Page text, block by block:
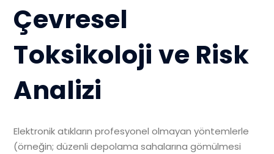
Çevresel
Toksikoloji ve Risk
Analizi
Elektronik atıkların profesyonel olmayan yöntemlerle
(örneğin; düzenli depolama sahalarına gömülmesi